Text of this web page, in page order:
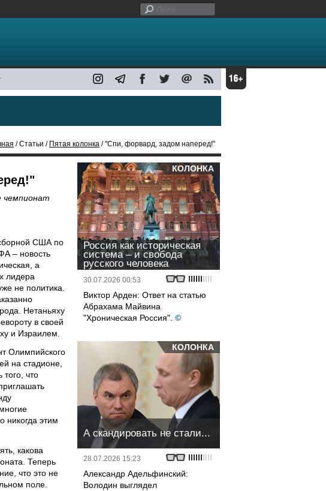
/ Статьи / Пятая колонка / "Спи, форвард, задом наперед!"
США по
– новость
а
лидера
не политика.
Нетаньяху
в своей
и Израилем.
Олимпийского
на стадионе,
что
никогда этим
какова
Теперь
что это не
поле.
КОЛОНКА
Россия как историческая
система – и свобода
русского человека
30.07.2026 00:53
Виктор Арден: Ответ на статью
Абрахама Майвина
"Хроническая Россия". ©
КОЛОНКА
А скандировать не стали...
28.07.2026 15:23
Александр Адельфинский:
Володин выглядел